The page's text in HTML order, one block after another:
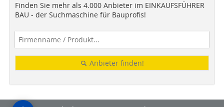
Finden Sie mehr als 4.000 Anbieter im EINKAUFSFÜHRER
BAU - der Suchmaschine für Bauprofis!
Anbieter finden!